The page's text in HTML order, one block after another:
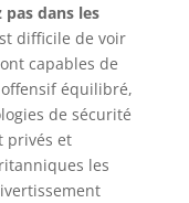
dans les
difficile de voir
capables de
équilibré,
de sécurité
privés et
les